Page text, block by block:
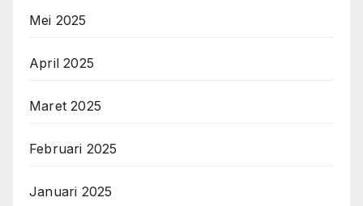
Mei 2025
April 2025
Maret 2025
Februari 2025
Januari 2025